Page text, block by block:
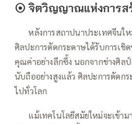
⦿ จิตวิญญาณแห่งการส
——หลังการสถาปนาประเทศจีนใ
ศิลปะการตัดกระดาษได้รับการเชิ
คุณค่าอย่างลึกซึ้ง นอกจากช่างศิล
นับถืออย่างสูงแล้ว ศิลปะการตัดก
ไปทั่วโลก
แม้เทคโนโลยีสมัยใหม่จะเข้า